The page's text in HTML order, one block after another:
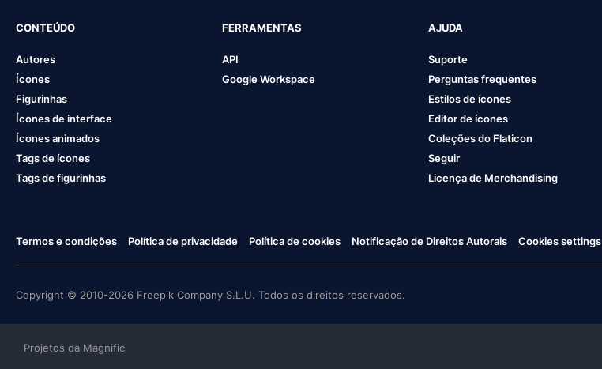
CONTEÚDO
Autores
Ícones
Figurinhas
Ícones de interface
Ícones animados
Tags de ícones
Tags de figurinhas
FERRAMENTAS
API
Google Workspace
AJUDA
Suporte
Perguntas frequentes
Estilos de ícones
Editor de ícones
Coleções do Flaticon
Seguir
Licença de Merchandising
Termos e condições Política de privacidade Política de cookies Notificação de Direitos Autorais Cookies settings
Copyright © 2010-2026 Freepik Company S.L.U. Todos os direitos reservados.
Projetos da Magnific